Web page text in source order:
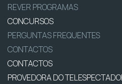
REVER PROGRAMAS
CONCURSOS
PERGUNTAS FREQUENTES
CONTACTOS
CONTACTOS
PROVEDORA DO